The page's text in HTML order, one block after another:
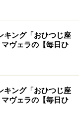
。太っ腹でいこ
キング「おひつじ座
ヴェラの【毎日ひ
キング「おひつじ座
ヴェラの【毎日ひ